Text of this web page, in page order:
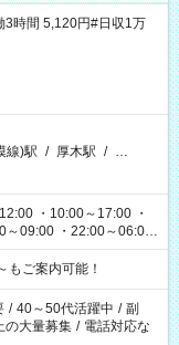
時間 5,120円#日収1万
線)駅 / 厚木駅 / …
・10:00～17:00 ・
～09:00 ・22:00～06:00
ご案内可能！
/ 40～50代活躍中 / 副
の大量募集 / 電話対応な